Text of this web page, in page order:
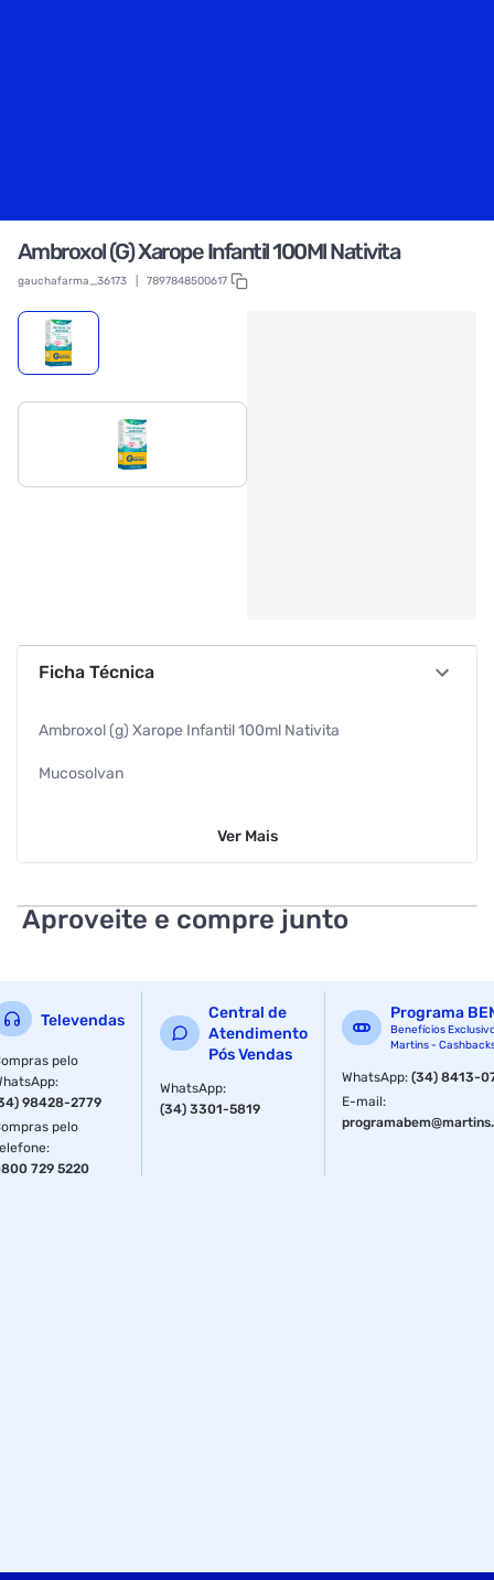
Ambroxol (G) Xarope Infantil 100Ml Nativita
gauchafarma_36173 7897848500617
Ficha Técnica
Ambroxol (g) Xarope Infantil 100ml Nativita
Mucosolvan
Nativita
Ver Mais
Aproveite e compre junto
Televendas
pelo
:
98428-2779
pelo
:
729 5220
Central de
Atendimento
Pós Vendas
WhatsApp:
(34) 3301-5819
Programa
Benefícios
Martins -
WhatsApp:(34) 8413-
E-mail: